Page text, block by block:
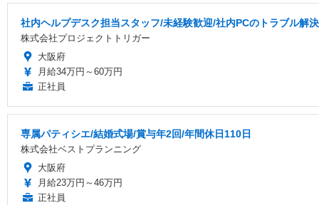
社内ヘルプデスク担当スタッフ/未経験歓迎/社内PCのトラブル解
株式会社プロジェクトトリガー
大阪府
月給34万円～60万円
正社員
専属パティシエ/結婚式場/賞与年2回/年間休日110日
株式会社ベストプランニング
大阪府
月給23万円～46万円
正社員